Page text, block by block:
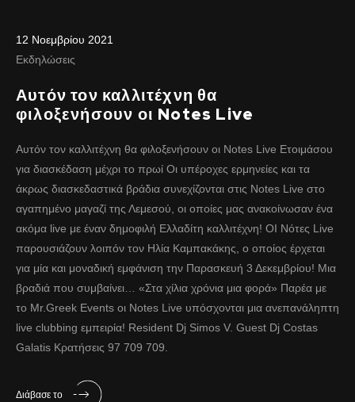
12 Νοεμβρίου 2021
Εκδηλώσεις
Αυτόν τον καλλιτέχνη θα
φιλοξενήσουν οι Notes Live
Αυτόν τον καλλιτέχνη θα φιλοξενήσουν οι Notes Live Ετοιμάσου
για διασκέδαση μέχρι το πρωί Οι υπέροχες ερμηνείες και τα
άκρως διασκεδαστικά βράδια συνεχίζονται στις Notes Live στο
αγαπημένο μαγαζί της Λεμεσού, οι οποίες μας ανακοίνωσαν ένα
ακόμα live με έναν δημοφιλή Ελλαδίτη καλλιτέχνη! ΟΙ Νότες Live
παρουσιάζουν λοιπόν τον Ηλία Καμπακάκης, ο οποίος έρχεται
για μία και μοναδική εμφάνιση την Παρασκευή 3 Δεκεμβρίου! Μια
βραδιά που συμβαίνει… «Στα χίλια χρόνια μια φορά» Παρέα με
το Mr.Greek Events οι Notes Live υπόσχονται μια ανεπανάληπτη
live clubbing εμπειρία! Resident Dj Simos V. Guest Dj Costas
Galatis Κρατήσεις 97 709 709.
Διάβασε το